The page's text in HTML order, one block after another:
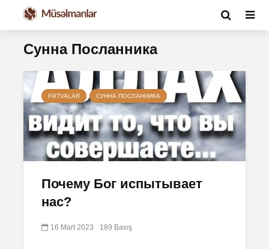
Сунна Посланника
FƏTVALAR СУННА ПОСЛАННИКА
Почему Бог испытывает
нас?
16 Mart 2023 189 Baxış